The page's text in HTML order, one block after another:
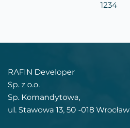
1234
RAFIN Developer
Sp. z o.o.
Sp. Komandytowa,
ul. Stawowa 13, 50 -018 Wrocław